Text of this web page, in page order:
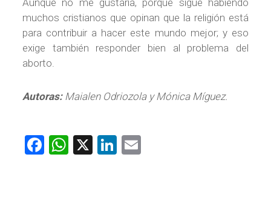
Aunque no me gustaría, porque sigue habiendo
muchos cristianos que opinan que la religión está
para contribuir a hacer este mundo mejor; y eso
exige también responder bien al problema del
aborto.
Autoras:Maialen Odriozola y Mónica Míguez.
Facebook
WhatsApp
X LinkedIn
Email